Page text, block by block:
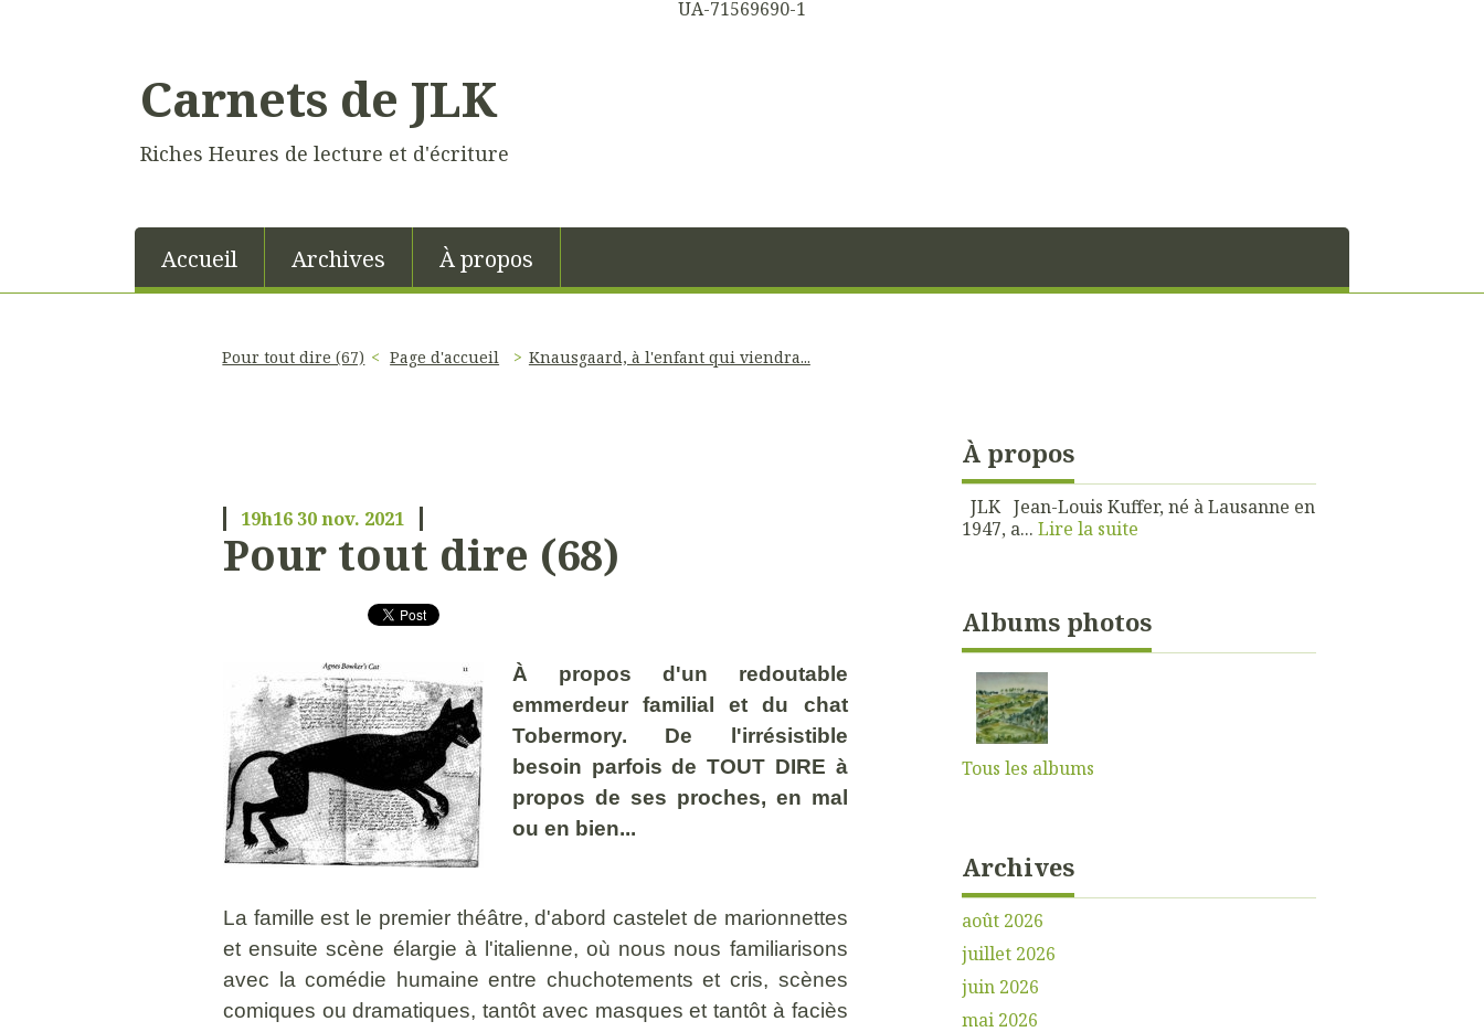
UA-71569690-1
Carnets de JLK
Riches Heures de lecture et d'écriture
Accueil Archives À propos
Pour tout dire (67) Page d'accueil Knausgaard, à l'enfant qui viendra...
19h16 30nov. 2021
Pour tout dire (68)
À propos d'un redoutable
emmerdeur familial et du chat
Tobermory. De l'irrésistible
besoin parfois de TOUT DIRE à
propos de ses proches, en mal
ou en bien...
La famille est le premier théâtre, d'abord castelet de marionnettes
et ensuite scène élargie à l'italienne, où nous nous familiarisons
avec la comédie humaine entre chuchotements et cris, scènes
comiques ou dramatiques, tantôt avec masques et tantôt à faciès
À propos
JLK Jean-Louis Kuffer, né à Lausanne en
1947, a... Lire la suite
Albums photos
Tous les albums
Archives
août 2026
juillet 2026
juin 2026
mai 2026